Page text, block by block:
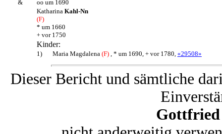
&
oo um 1690
Katharina Kahl-Nn
(F)
* um 1660
+ vor 1750
Kinder:
1) Maria Magdalena (F) , * um 1690, + vor 1780, «29508»
Dieser Bericht und sämtliche
Gottfried